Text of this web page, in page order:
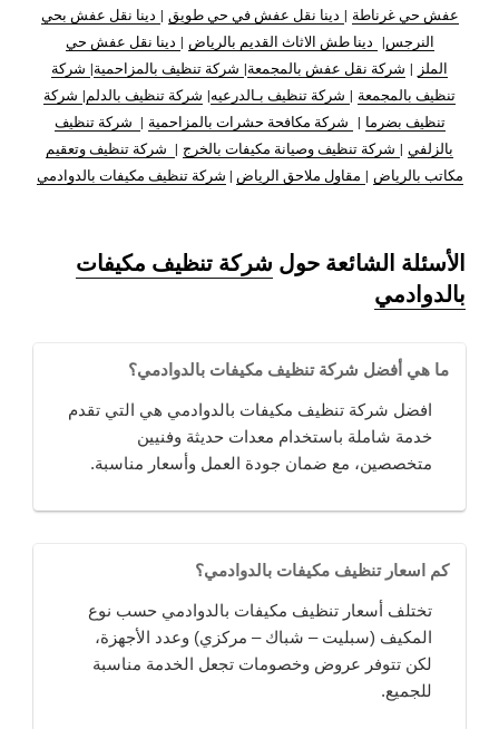
عفش حي غرناطة | دينا نقل عفش في حي طويق | دينا نقل عفش بحي
النرجس| دينا طش الاثاث القديم بالرياض | دينا نقل عفش حي
الملز | شركة نقل عفش بالمجمعة| شركة تنظيف بالمزاحمية| شركة
تنظيف بالمجمعة | شركة تنظيف بـالدرعيه| شركة تنظيف بالدلم| شركة
تنظيف بضرما | شركة مكافحة حشرات بالمزاحمية | شركة تنظيف
بالزلفي | شركة تنظيف وصيانة مكيفات بالخرج | شركة تنظيف وتعقيم
مكاتب بالرياض | مقاول ملاحق الرياض | شركة تنظيف مكيفات بالدوادمي
الأسئلة الشائعة حول شركة تنظيف مكيفات
بالدوادمي
ما هي أفضل شركة تنظيف مكيفات بالدوادمي؟
افضل شركة تنظيف مكيفات بالدوادمي هي التي تقدم
خدمة شاملة باستخدام معدات حديثة وفنيين
متخصصين، مع ضمان جودة العمل وأسعار مناسبة.
كم اسعار تنظيف مكيفات بالدوادمي؟
تختلف أسعار تنظيف مكيفات بالدوادمي حسب نوع
المكيف (سبليت – شباك – مركزي) وعدد الأجهزة،
لكن تتوفر عروض وخصومات تجعل الخدمة مناسبة
للجميع.